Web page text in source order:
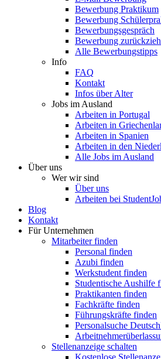
Bewerbung Praktikum
Bewerbung
Bewerbungsgespräch
Bewerbung
Alle Bewerbungstipps
Info
FAQ
Kontakt
Infos über Alter
Jobs im Ausland
Arbeiten in Portugal
Arbeiten in
Arbeiten in Spanien
Arbeiten in den
Alle Jobs im Ausland
Über uns
Wer wir sind
Über uns
Arbeiten bei
Blog
Kontakt
Für Unternehmen
Mitarbeiter finden
Personal finden
Azubi finden
Werkstudent finden
Studentische Aushilfe
Praktikanten finden
Fachkräfte finden
Führungskräfte finden
Personalsuche
Stellenanzeige schalten
Kostenlose